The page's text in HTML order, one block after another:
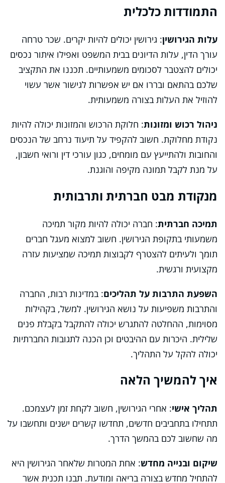
התמודדות כלכלית
עלות הגירושין: גירושין יכולים להיות יקרים. שכר טרחה
עורך הדין, עלות הדיונים בבית המשפט ואפילו איתור נכסים
יכולים להצטבר לסכומים משמעותיים. תכננו את התקציב
שלכם בהתאם ובררו אם יש אפשרות לגישור אשר עשוי
להוזיל את העלות בצורה משמעותית.
ניהול רכוש ומזונות: חלוקת הרכוש והמזונות יכולה להיות
נקודת מחלוקת. חשוב להקפיד על תיעוד נרחב של הנכסים
והחובות ולהתייעץ עם מומחים, כגון עורכי דין ורואי חשבון,
על מנת לקבל תמונה מקיפה והוגנת.
מנקודת מבט חברתית ותרבותית
תמיכה חברתית: חברה יכולה להיות מקור תמיכה
משמעותי בתקופת הגירושין. חשוב למצוא מעגל חברים
תומך ולעיתים להצטרף לקבוצות תמיכה שמציעות עזרה
מקצועית ורגשית.
השפעת התרבות על תהליכים: במדינות רבות, החברה
והתרבות משפיעות על נושא הגירושין. למשל, בקהילות
מסוימות, ההחלטה להתגרש יכולה להתקבל בקבלת פנים
שלילית. היכרות עם ההיבטים וכן הכנה לתגובות החברתיות
יכולה להקל על התהליך.
איך להמשיך הלאה
תהליך אישי: אחרי הגירושין, חשוב לקחת זמן לעצמכם.
תתחילו בתחביבים חדשים, תחדשו קשרים ישנים ותחשבו על
מה שחשוב לכם בהמשך הדרך.
שיקום ובנייה מחדש: אחת המטרות שלאחר הגירושין היא
להתחיל מחדש בצורה בריאה ומודעת. תבנו תכנית אשר